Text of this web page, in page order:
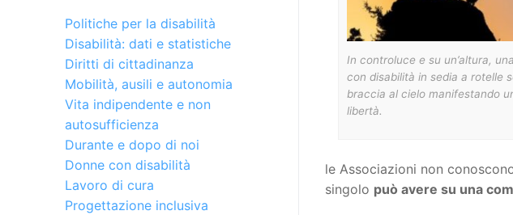
In controluce e su un’altura,
con disabilità in sedia a rotelle
braccia al cielo manifestando
libertà.
le Associazioni non
singolo può avere su una
Politiche per la disabilità
Disabilità: dati e statistiche
Diritti di cittadinanza
Mobilità, ausili e autonomia
Vita indipendente e non
autosufficienza
Durante e dopo di noi
Donne con disabilità
Lavoro di cura
Progettazione inclusiva